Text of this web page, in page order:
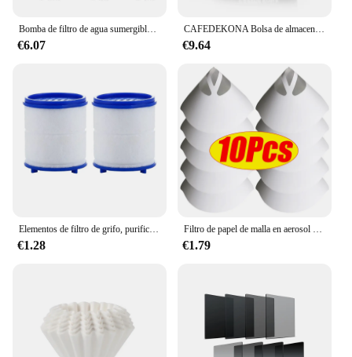
Bomba de filtro de agua sumergible de bajo nivel, filtro de tanque de tortuga, tanque de peces de acuario, bomba de aumento de oxígeno Vertical, enchufe europeo de 3W
€6.07
CAFEDEKONA Bolsa de almacenamiento de filtro de papel de café portátil, resistente al agua, ideal para acampar al aire libre, capacidad de almacenamiento de 40-60 hojas
€9.64
Elementos de filtro de grifo, purificador de agua para ducha, filtración de algodón PP para cocina y baño, elimina cloro, metales pesados
€1.28
Filtro de papel de malla en aerosol para pintura de coche, embudo de filtrado purificador, Filtro de pintura desechable, herramienta de embudos de papel de Micron cónico, 10-300 piezas
€1.79